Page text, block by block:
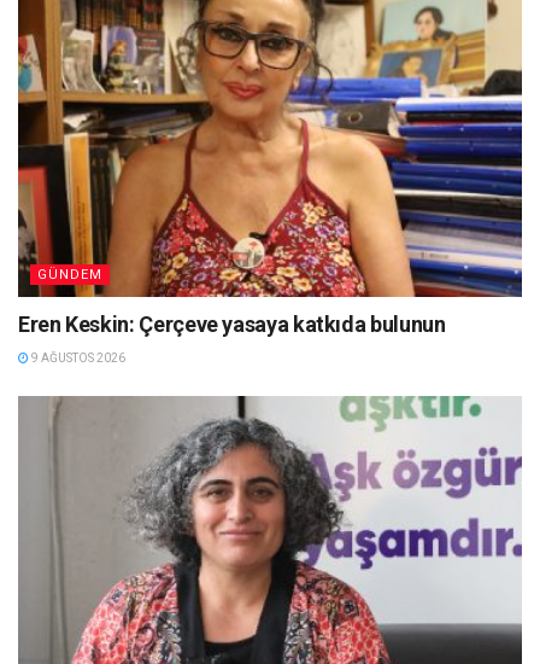
GÜNDEM
Eren Keskin: Çerçeve yasaya katkıda bulunun
9 AĞUSTOS 2026